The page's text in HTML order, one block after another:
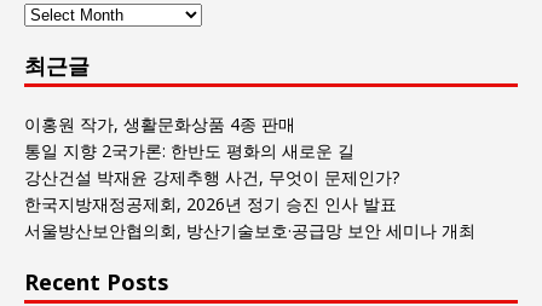
사
과
사
회
글
목
록
최근글
이홍원 작가, 생활문화상품 4종 판매
통일 지향 2국가론: 한반도 평화의 새로운 길
강산건설 박재윤 강제추행 사건, 무엇이 문제인가?
한국지방재정공제회, 2026년 정기 승진 인사 발표
서울방산보안협의회, 방산기술보호·공급망 보안 세미나 개최
Recent Posts